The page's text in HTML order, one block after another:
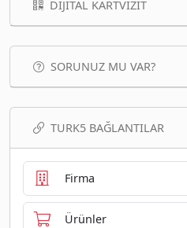
DIJITAL KARTVIZIT
SORUNUZ MU VAR?
TURK5 BAĞLANTILAR
Firma
Ürünler